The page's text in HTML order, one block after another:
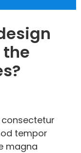
tempor
magna